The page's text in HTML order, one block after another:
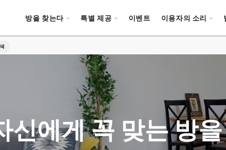
방을 찾는다 특별 제공 이벤트 이용자의 소리
신에게 꼭 맞는 방